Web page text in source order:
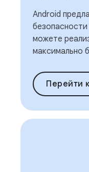
Android
можете
максимально
Перейти к